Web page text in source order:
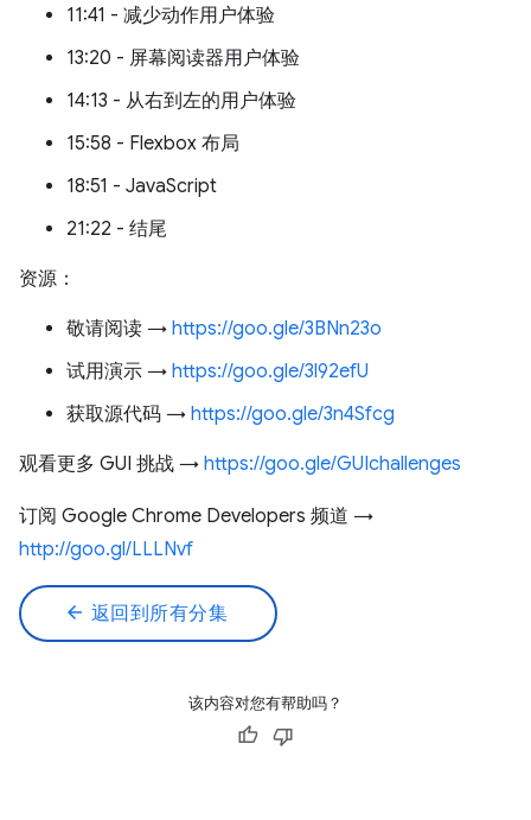
11:41 - 减少动作用户体验
13:20 - 屏幕阅读器用户体验
14:13 - 从右到左的用户体验
15:58 - Flexbox 布局
18:51 - JavaScript
21:22 - 结尾
资源：
敬请阅读 → https://goo.gle/3BNn23o
试用演示 → https://goo.gle/3l92efU
获取源代码 → https://goo.gle/3n4Sfcg
观看更多 GUI 挑战 → https://goo.gle/GUIchallenges
订阅 Google Chrome Developers 频道 →
http://goo.gl/LLLNvf
arrow_back 返回到所有分集
该内容对您有帮助吗？